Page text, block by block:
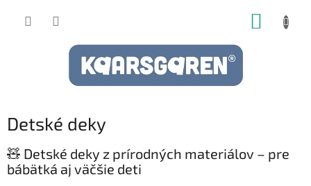
Detské deky
🧸 Detské deky z prírodných materiálov – pre
bábätká aj väčšie deti